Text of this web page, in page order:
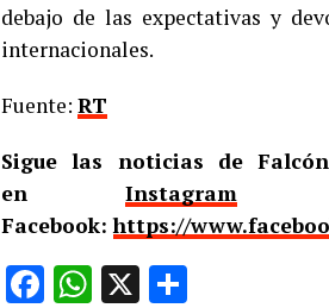
debajo de las expectativas y
internacionales.
Fuente: RT
Sigue las noticias de
en Instagramy
Facebook:https://
Facebook
WhatsApp
X